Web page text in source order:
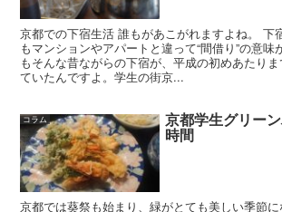
京都での下宿生活 誰もがあこがれますよね。 下
もマンションやアパートと違って“間借り”の意
もそんな昔ながらの下宿が、平成の初めあたり
ていたんですよ。学生の街京...
コラム 京都学生グリー
時間
京都では葵祭も始まり、緑がとても美しい季節に